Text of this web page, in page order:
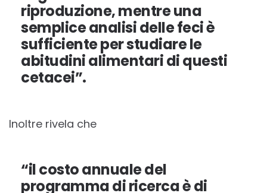
riproduzione, mentre una
semplice analisi delle feci è
sufficiente per studiare le
abitudini alimentari di questi
cetacei”.
Inoltre rivela che
“il costo annuale del
programma di ricerca è di